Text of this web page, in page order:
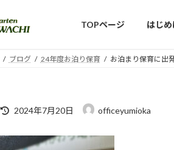
TOPページ はじめ
ブログ 24年度お泊り保育 お泊まり保育に出
最
2024年7月20日 officeyumioka